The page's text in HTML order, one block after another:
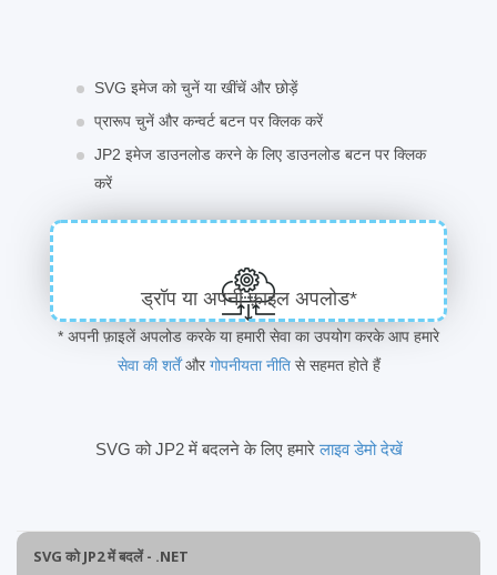
SVG इमेज को चुनें या खींचें और छोड़ें
प्रारूप चुनें और कन्वर्ट बटन पर क्लिक करें
JP2 इमेज डाउनलोड करने के लिए डाउनलोड बटन पर क्लिक
करें
ड्रॉप या अपनी फ़ाइल अपलोड*
* अपनी फ़ाइलें अपलोड करके या हमारी सेवा का उपयोग करके आप हमारे
सेवा की शर्तेंऔरगोपनीयता नीतिसे सहमत होते हैं
SVG को JP2 में बदलने के लिए हमारेलाइव डेमो देखें
SVG को JP2 में बदलें - .NET